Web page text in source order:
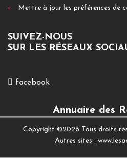
Mettre à jour les préférences de
SUIVEZ-NOUS
SUR LES RÉSEAUX
facebook
Annuaire des
Copyright ©2026 Tous droits
Autres sites :